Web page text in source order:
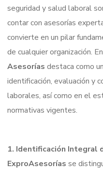
seguridad y salud laboral
contar con asesorías
convierte en un pilar
de cualquier organización.
Asesorías destaca como
identificación, evaluación y
laborales, así como en el
normativas vigentes.
1. Identificación Integral
ExproAsesorías se